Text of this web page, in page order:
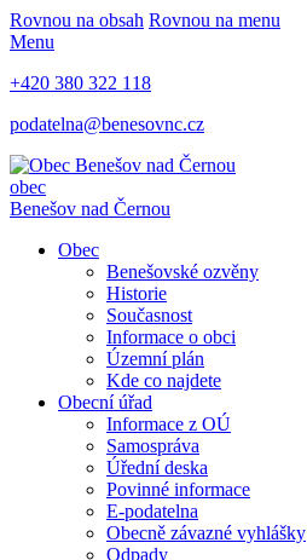
Rovnou na obsah Rovnou na menu
Menu
+420 380 322 118
podatelna@benesovnc.cz
obec
Benešov nad Černou
Obec
Benešovské ozvěny
Historie
Současnost
Informace o obci
Územní plán
Kde co najdete
Obecní úřad
Informace z OÚ
Samospráva
Úřední deska
Povinné informace
E-podatelna
Obecně závazné vyhlášky
Odpady